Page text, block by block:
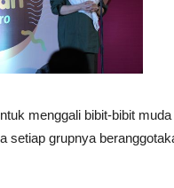
menggali bibit-bibit
setiap grupnya